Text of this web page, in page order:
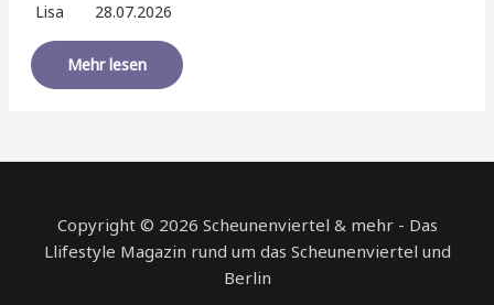
Lisa 28.07.2026
Mehr lesen
Copyright © 2026 Scheunenviertel & mehr - Das
Llifestyle Magazin rund um das Scheunenviertel und
Berlin